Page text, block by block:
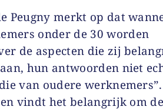
Peugny merkt op dat
onder de 30 worden
de aspecten die zij
hun antwoorden niet
van oudere
vindt het belangrijk om